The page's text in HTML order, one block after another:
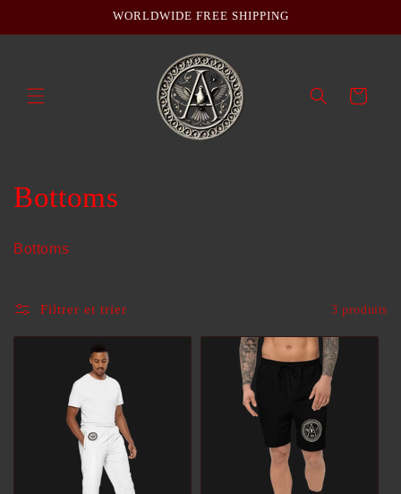
WORLDWIDE FREE SHIPPING
Panier
C
l
e
Bottoms
Bottoms
Filtrer et trier 3 produits